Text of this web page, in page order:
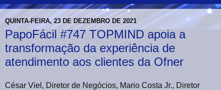
QUINTA-FEIRA, 23 DE DEZEMBRO DE 2021
PapoFácil #747 TOPMIND apoia a
transformação da experiência de
atendimento aos clientes da Ofner
César Viel, Diretor de Negócios, Mario Costa Jr., Diretor